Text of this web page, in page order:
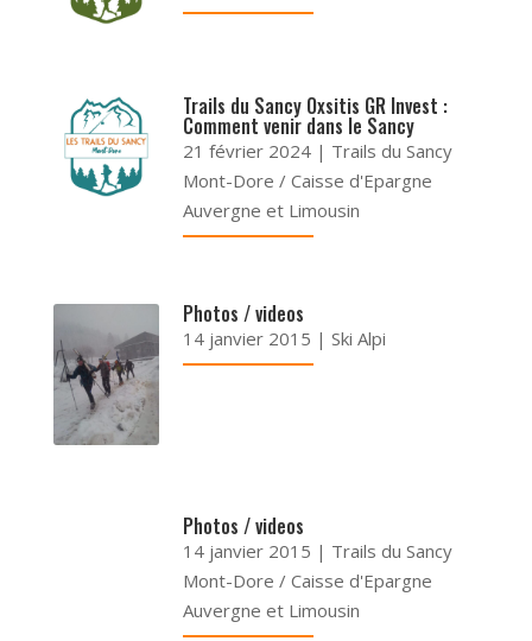
Trails du Sancy Oxsitis GR Invest :
Comment venir dans le Sancy
21 février 2024 | Trails du Sancy
Mont-Dore / Caisse d'Epargne
Auvergne et Limousin
Photos / videos
14 janvier 2015 |Ski Alpi
Photos / videos
14 janvier 2015 | Trails du Sancy
Mont-Dore / Caisse d'Epargne
Auvergne et Limousin